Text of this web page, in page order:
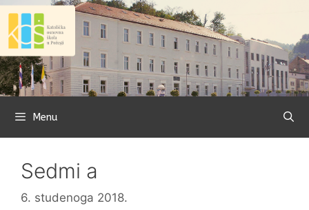
Preskoči
sadržaj
Menu
Sedmi a
6. studenoga 2018.